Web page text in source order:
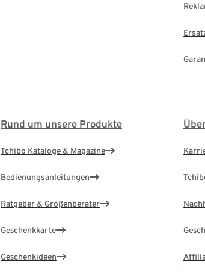
Rund um unsere Produkte
Tchibo Kataloge & Magazine
Bedienungsanleitungen
Ratgeber & Größenberater
Geschenkkarte
Geschenkideen